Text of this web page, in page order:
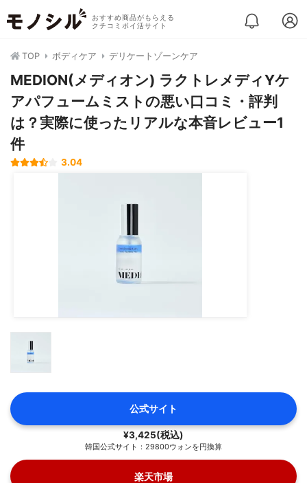
おすすめ商品がもらえる
クチコミポイ活サイト
TOP ボディケア デリケートゾーンケア
MEDION(メディオン) ラクトレメディYケ
アパフュームミストの悪い口コミ・評判
は？実際に使ったリアルな本音レビュー1
件
3.04
公式サイト
¥3,425(税込)
韓国公式サイト：29800ウォンを円換算
楽天市場